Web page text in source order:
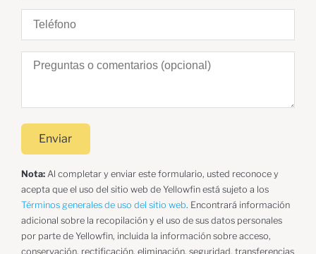
Enviar
Nota: Al completar y enviar este formulario, usted reconoce y
acepta que el uso del sitio web de Yellowfin está sujeto a los
Términos generales de uso del sitio web. Encontrará información
adicional sobre la recopilación y el uso de sus datos personales
por parte de Yellowfin, incluida la información sobre acceso,
conservación, rectificación, eliminación, seguridad, transferencias